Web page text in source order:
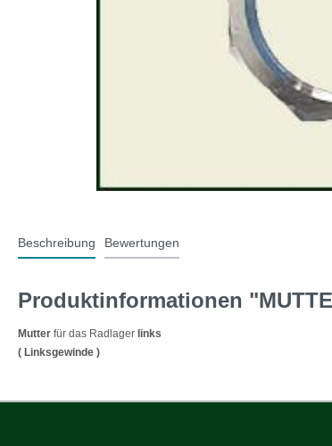
Beschreibung Bewertungen
Produktinformationen
Mutter für das Radlager links
( Linksgewinde )